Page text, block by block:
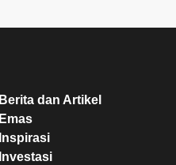
Berita dan Artikel
Emas
Inspirasi
Investasi